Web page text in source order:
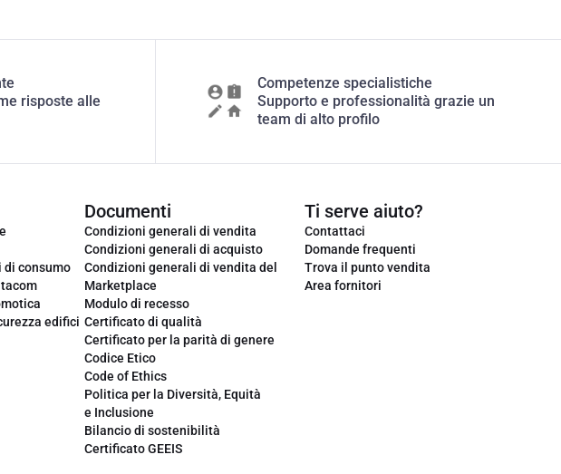
risposte alle
Competenze specialistiche
Supporto e professionalità grazie un
team di alto profilo
consumo
edifici
Documenti
Condizioni generali di vendita
Condizioni generali di acquisto
Condizioni generali di vendita del
Marketplace
Modulo di recesso
Certificato di qualità
Certificato per la parità di genere
Codice Etico
Code of Ethics
Politica per la Diversità, Equità
e Inclusione
Bilancio di sostenibilità
Certificato GEEIS
Ti serve aiuto?
Contattaci
Domande frequenti
Trova il punto vendita
Area fornitori